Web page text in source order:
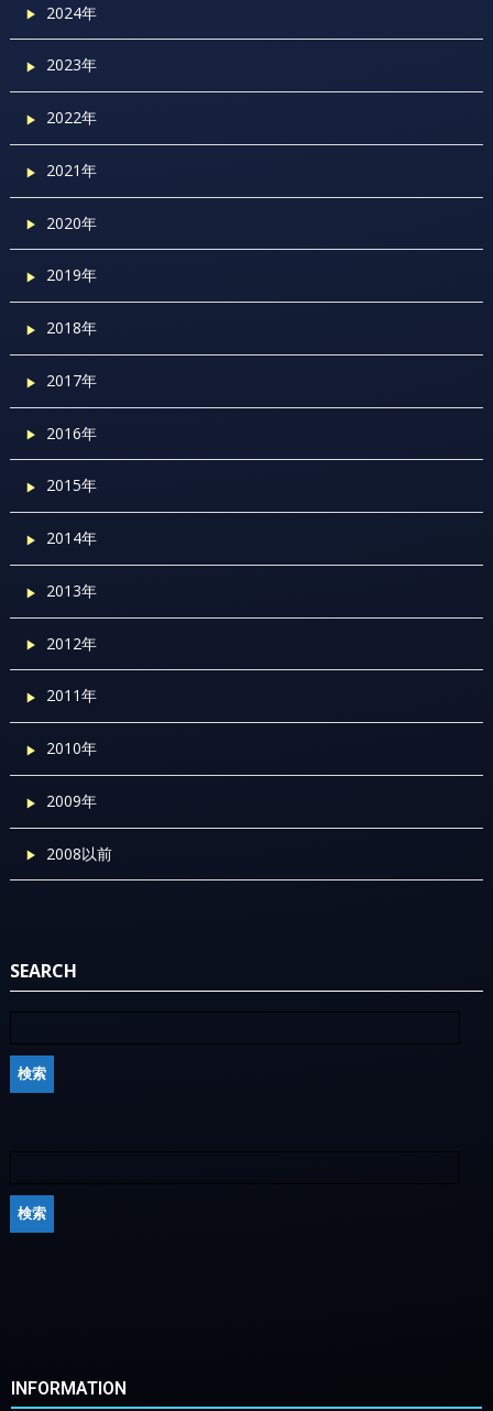
2024年
2023年
2022年
2021年
2020年
2019年
2018年
2017年
2016年
2015年
2014年
2013年
2012年
2011年
2010年
2009年
2008以前
SEARCH
INFORMATION